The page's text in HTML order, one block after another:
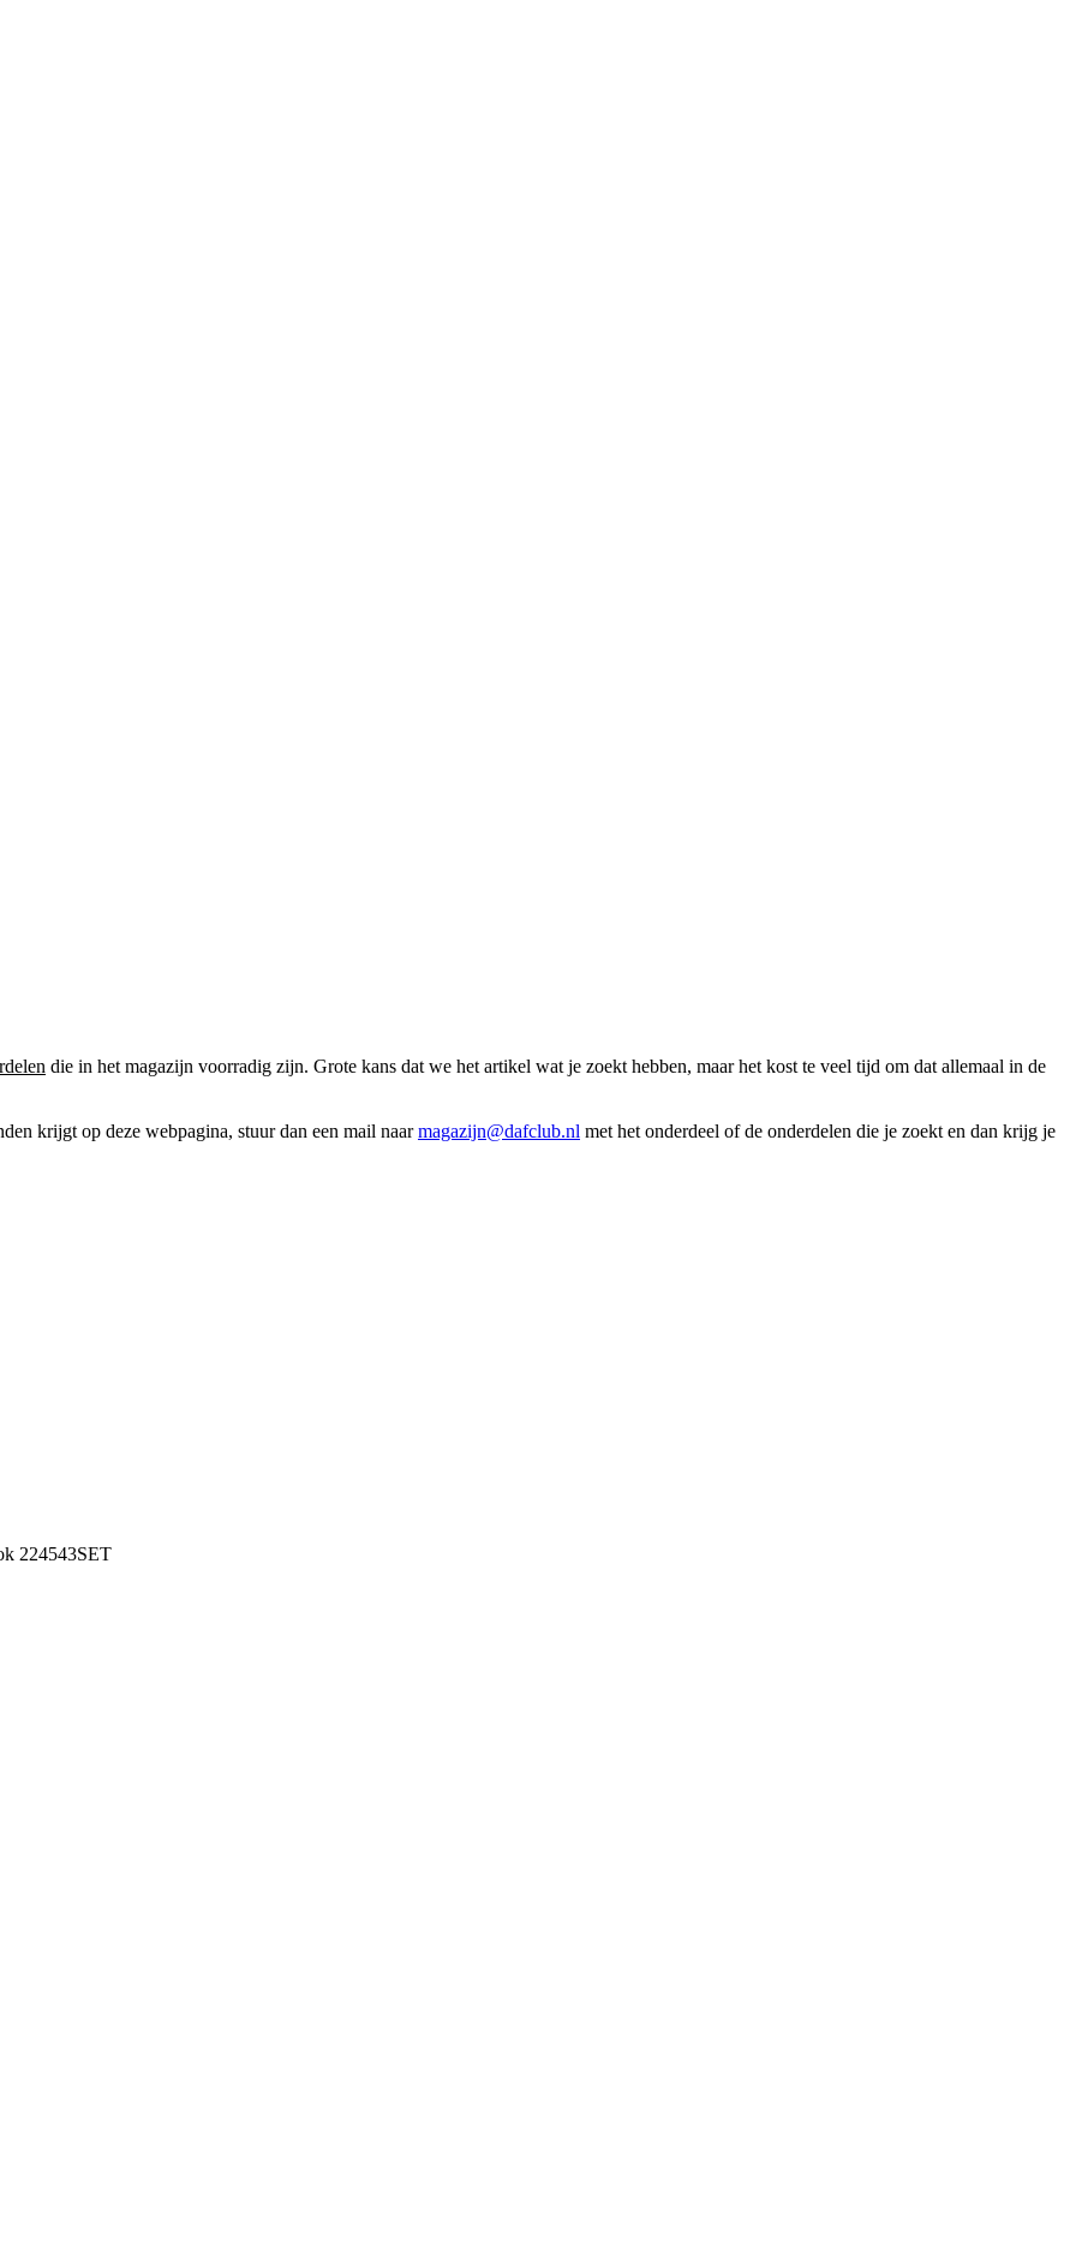
die in het magazijn voorradig zijn. Grote kans dat we het artikel wat je zoekt hebben, maar het kost te veel tijd om dat allemaal in de
krijgt op deze webpagina, stuur dan een mail naarmagazijn@dafclub.nl met het onderdeel of de onderdelen die je zoekt en dan krijg je
224543SET